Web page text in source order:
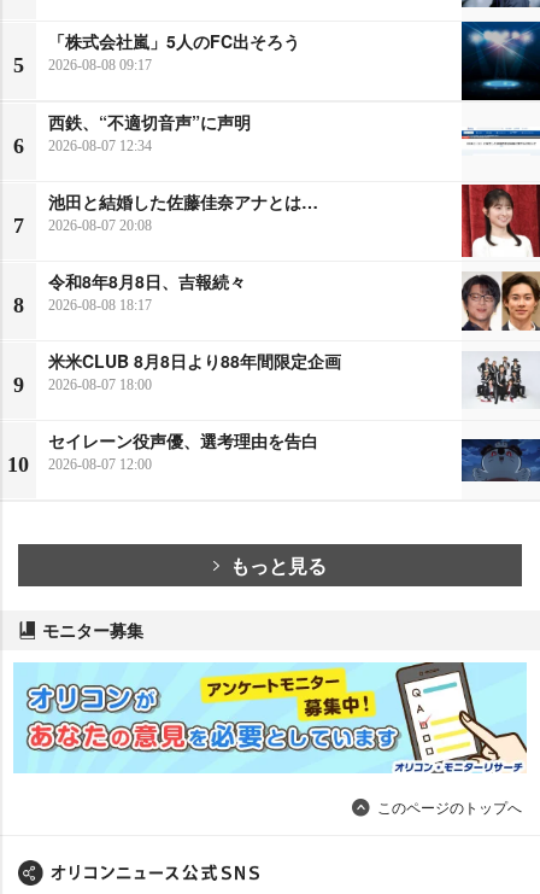
5
「株式会社嵐」5人のFC出そろう
2026-08-08 09:17
6
西鉄、“不適切音声”に声明
2026-08-07 12:34
7
池田と結婚した佐藤佳奈アナとは…
2026-08-07 20:08
8
令和8年8月8日、吉報続々
2026-08-08 18:17
9
米米CLUB 8月8日より88年間限定企画
2026-08-07 18:00
10
セイレーン役声優、選考理由を告白
2026-08-07 12:00
もっと見る
モニター募集
このページのトップへ